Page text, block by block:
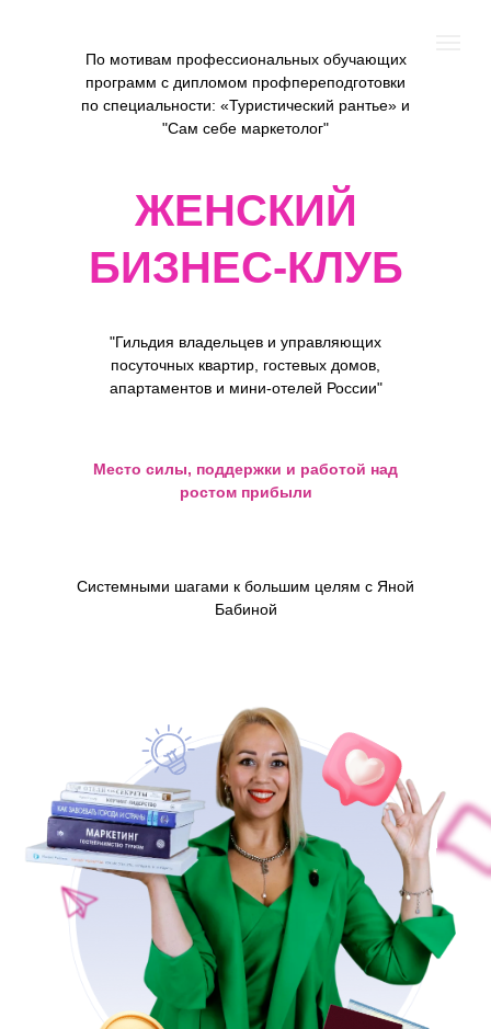
Системными шагами к большим целям с Яной
Бабиной
Место силы, поддержки и работой над
ростом прибыли
По мотивам профессиональных обучающих
программ с дипломом профпереподготовки
по специальности: «Туристический рантье» и
"Сам себе маркетолог"
"Гильдия владельцев и управляющих
посуточных квартир, гостевых домов,
апартаментов и мини-отелей России"
ЖЕНСКИЙ
БИЗНЕС-КЛУБ